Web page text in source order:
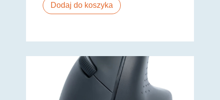
Dodaj do koszyka